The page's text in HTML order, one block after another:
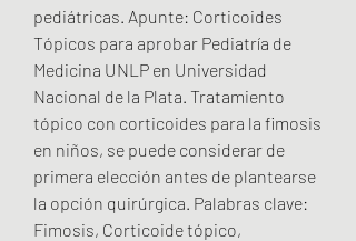
pediátricas. Apunte: Corticoides
Tópicos para aprobar Pediatría de
Medicina UNLP en Universidad
Nacional de la Plata. Tratamiento
tópico con corticoides para la fimosis
en niños, se puede considerar de
primera elección antes de plantearse
la opción quirúrgica. Palabras clave:
Fimosis, Corticoide tópico,